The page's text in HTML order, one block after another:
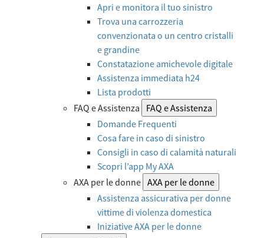
Apri e monitora il tuo sinistro
Trova una carrozzeria
convenzionata o un centro cristalli
e grandine
Constatazione amichevole digitale
Assistenza immediata h24
Lista prodotti
FAQ e Assistenza
FAQ e Assistenza
Domande Frequenti
Cosa fare in caso di sinistro
Consigli in caso di calamità naturali
Scopri l’app My AXA
AXA per le donne AXA per le donne
Assistenza assicurativa per donne
vittime di violenza domestica
Iniziative AXA per le donne